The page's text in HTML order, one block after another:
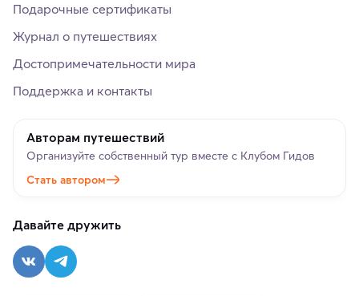
Подарочные сертификаты
Журнал о путешествиях
Достопримечательности мира
Поддержка и контакты
Авторам путешествий
Организуйте собственный тур вместе с Клубом Гидов
Стать автором
Давайте дружить